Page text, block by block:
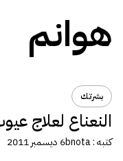
هوانم
بشرتك
النعناع لعلاج
كتبه :bnota6 ديسمبر 2011